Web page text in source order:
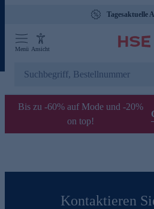
Tagesaktuelle
Menü Ansicht
Bis zu -60% auf Mode und -20%
on top!
Kontaktieren